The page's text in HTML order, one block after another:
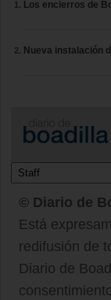
Los encierros de
Nueva instalación
© Diario de
Está
redifusión de
Diario de